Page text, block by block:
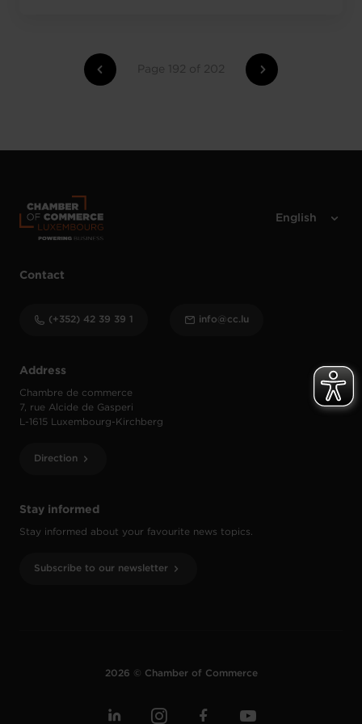
Page 192 of 202
Stay informed
Stay informed about your favourite news topics.
Subscribe to our newsletter
Address
Chambre de commerce
7, rue Alcide de Gasperi
L-1615 Luxembourg-Kirchberg
Direction
Contact
(+352) 42 39 39 1 info@cc.lu
2026 © Chamber of Commerce